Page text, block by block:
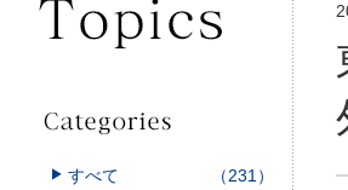
すべて （231）